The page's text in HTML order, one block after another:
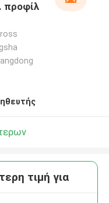
προφίλ
τιμή για